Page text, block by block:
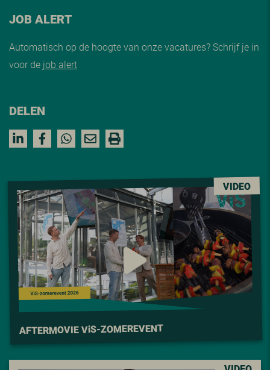
JOB ALERT
Automatisch op de hoogte van onze vacatures? Schrijf je in
voor de job alert
DELEN
VIDEO
AFTERMOVIE ViS-ZOMEREVENT